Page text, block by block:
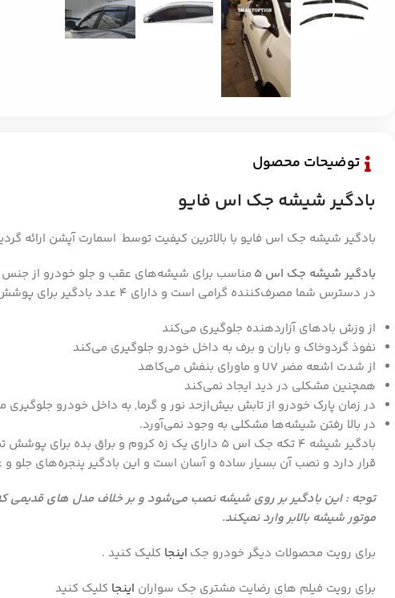
توضیحات محصول
بادگیر شیشه جک اس فایو
بادگیر شیشه جک اس فایو با بالاترین کیفیت توسط اسمارت آپشن ارائه
بادگیر شیشه جک اس 5
مناسب برای شیشه‌های عقب و جلو خودرو از جنس
در دسترس شما مصرف‌کننده گرامی است و دارای 4 عدد بادگیر برای پوشش تمام شیشه‌های کناری خودرو
از وزش بادهای آزاردهنده جلوگیری می‌کند
نفوذ گردوخاک و باران و برف به داخل خودرو جلوگیری می‌کند
از شدت اشعه مضر UV و ماورای بنفش می‌کاهد
همچنین مشکلی در دید ایجاد نمی‌کند
در زمان پارک خودرو از تابش بیش‌ازحد نور و گرما, به داخل خودرو جلوگیری
در بالا رفتن شیشه‌ها مشکلی به وجود نمی‌آورد.
بادگیر شیشه 4 تکه جک اس 5 دارای یک زه کروم و براق بده برای پوشش تمام پنجره‌های کناری خودرو جک
قرار دارد و نصب آن بسیار ساده و آسان است و این بادگیر پنجره‌های جلو
توجه : این بادگیر بر روی شیشه نصب می‌شود و بر خلاف مدل های قدیمی
موتور شیشه بالابر وارد نمیکند.
برای رویت محصولات دیگر خودرو جک اینجا کلیک کنید .
برای رویت فیلم های رضایت مشتری جک سواران اینجا کلیک کنید